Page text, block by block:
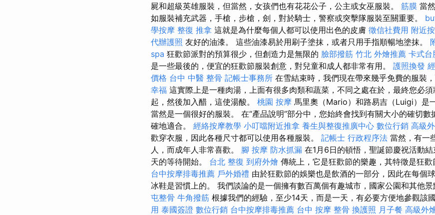
屍和超級英雄服裝，但當然，女孩們也有花花公子，公主或女巫服裝。 筋膜 當
如服裝補充武器，手槍，步槍，劍，對於騎士，警察或突擊隊服裝至關重要。
學按摩 整復 推拿 這就是為什麼每個人都可以使用出色的皮膚 徵信社費用 附近
代辦護照 友好的油漆。 這些油漆易於用刷子塗抹，或者只用手指順暢地塗抹。
spa 狂歡節派對的預算很少，但創造力是無限的 臉部撥筋 竹北 外燴推薦 卡式台
是一些最後的，便宜的狂歡節服裝創意，對兒童和成人都非常有用。 護照換發
價格 台中 中醫 整骨 記帳士事務所 在雪結束時，我們現在帶來幾乎免費的服裝
幸福 這實際上是一種肉湯，上面有很多肉類和蔬菜，不同之處在於，最終您必
起，然後加入醋，這使湯酸。 桃園 按摩 馬里奧（Mario）和路易吉（Luigi）是
當然是一個很好的服裝。 在“產品說明”部分中，您始終會找到有關大小的確切
確地適合。 經絡按摩教學 小叮噹附近推拿 養生與整復推廣中心 數位行銷 高級
歡穿衣服，因此各種尺寸都可以使用各種服裝。 記帳士 行政程序法 當然，有一
人，而成年人非常喜歡。 腳 按摩 防水抓漏 在1月6日的頓悟，聖誕節慶祝活動
天的等待開始。 台北 整復 到府外燴 傳統上，它是狂歡節的樂趣，其特徵是狂歡
台中按摩排毒推薦 戶外婚禮 由於狂歡節的娛樂也是飲酒的一部分，因此在每個
冰鞋是習慣上的。 我們談論的是一個擁有數百萬個有趣城市，國家公園和其他景
屯整骨 牛角撥筋 根據我們的經驗，至少14天，而是一天，有必要方便地參觀該
用 泰國簽證 數位行銷 台中按摩排毒推薦 台中 按摩 整骨 換護照 月子餐 高級外